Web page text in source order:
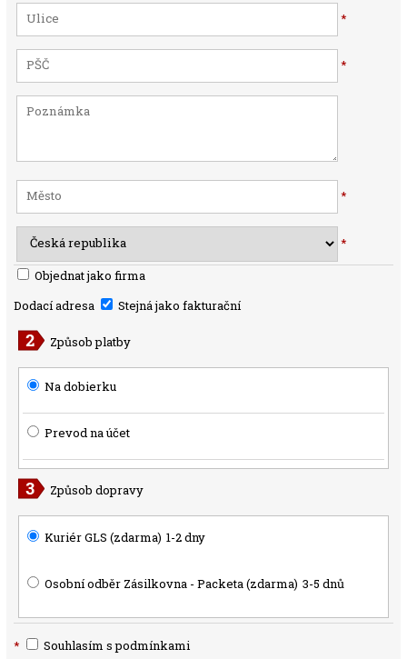
*
*
*
*
Objednat jako firma
Dodací adresa
Stejná jako fakturační
Způsob platby
Na dobierku
Prevod na účet
Způsob dopravy
Kuriér GLS (zdarma) 1-2 dny
Osobní odběr Zásilkovna - Packeta (zdarma) 3-5 dnů
* Souhlasím s podmínkami